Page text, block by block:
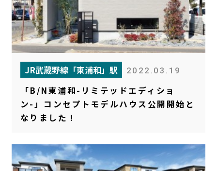
JR武蔵野線「東浦和」駅 2022.03.19
「B/N東浦和-リミテッドエディショ
ン-」コンセプトモデルハウス公開開始と
なりました！